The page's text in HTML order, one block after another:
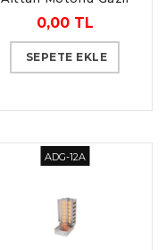
(CE) Döner Ocağı
0,00 TL
SEPETE EKLE
ADG-12A